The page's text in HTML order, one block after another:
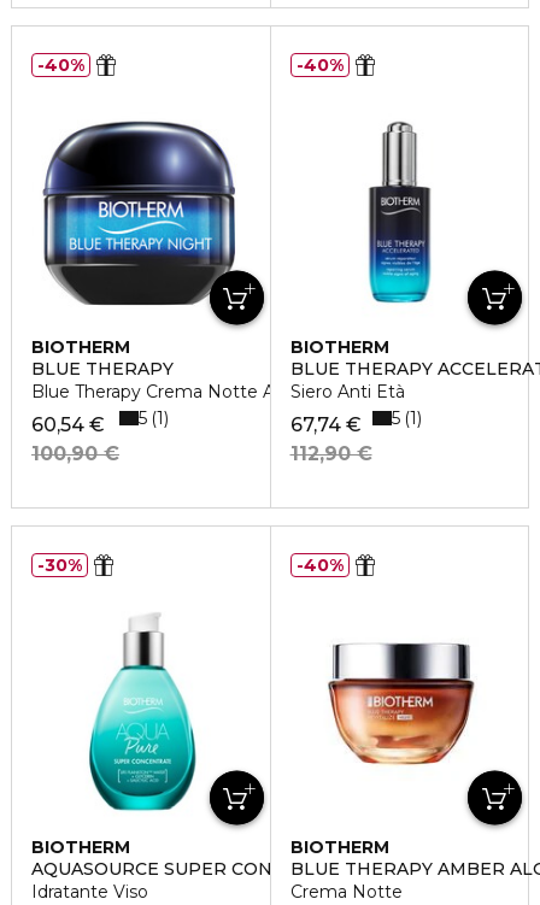
BIOTHERM
BLUE THERAPY
Blue Therapy Crema Notte Anti-età
60,54 €
100,90 €
5 1
40%
BIOTHERM
BLUE THERAPY
Siero Anti Età
67,74 €
112,90 €
5 1
40%
BIOTHERM
AQUASOURCE SUPER CONCENTRATES PURE
Idratante Viso
30%
BIOTHERM
BLUE THERAPY AMBER
Crema Notte
40%